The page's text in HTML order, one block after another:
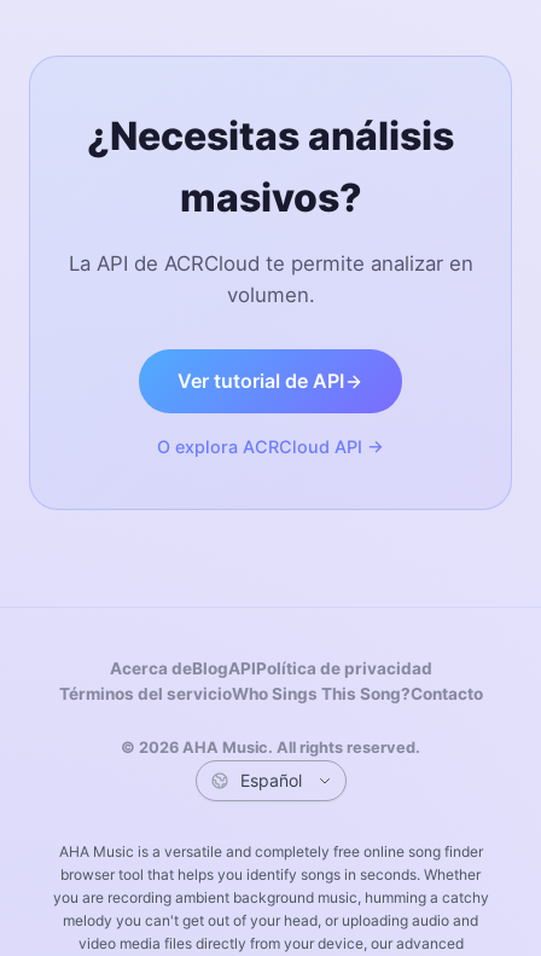
¿Necesitas análisis
masivos?
La API de ACRCloud te permite analizar en
volumen.
Ver tutorial de API
O explora ACRCloud API →
Acerca deBlogAPIPolítica de privacidad
Términos del servicioWho Sings This Song?Contacto
© 2026 AHA Music. All rights reserved.
AHA Music is a versatile and completely free online song finder
browser tool that helps you identify songs in seconds. Whether
you are recording ambient background music, humming a catchy
melody you can't get out of your head, or uploading audio and
video media files directly from your device, our advanced
English한국어Français